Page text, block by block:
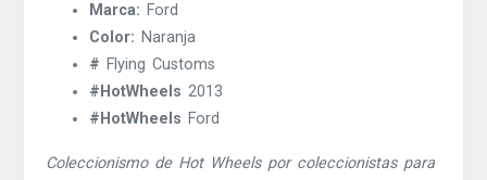
Marca: Ford
Color: Naranja
# Flying Customs
#HotWheels 2013
#HotWheels Ford
Coleccionismo de Hot Wheels por coleccionistas para